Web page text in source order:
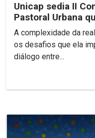
Unicap sedia II
Pastoral Urbana
nas cidades
A complexidade da
os desafios que ela
diálogo entre...